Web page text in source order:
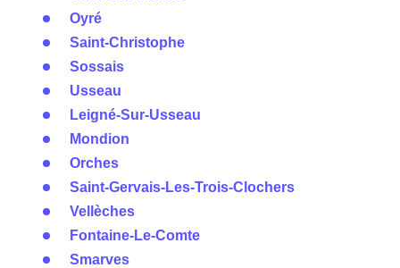
Oyré
Saint-Christophe
Sossais
Usseau
Leigné-Sur-Usseau
Mondion
Orches
Saint-Gervais-Les-Trois-Clochers
Vellèches
Fontaine-Le-Comte
Smarves